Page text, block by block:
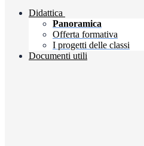
Didattica
Panoramica
Offerta formativa
I progetti delle classi
Documenti utili